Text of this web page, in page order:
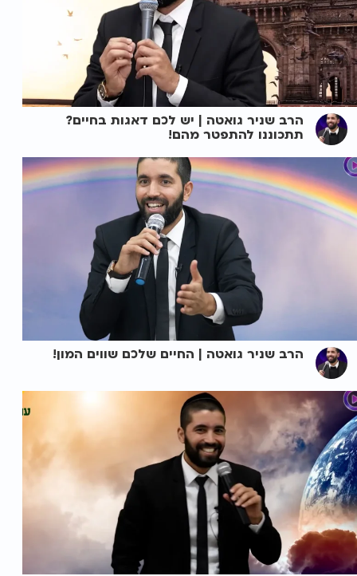
הרב שניר גואטה | יש לכם דאגות בחיים?
תתכוננו להתפטר מהם!
הרב שניר גואטה | החיים שלכם שווים המון!